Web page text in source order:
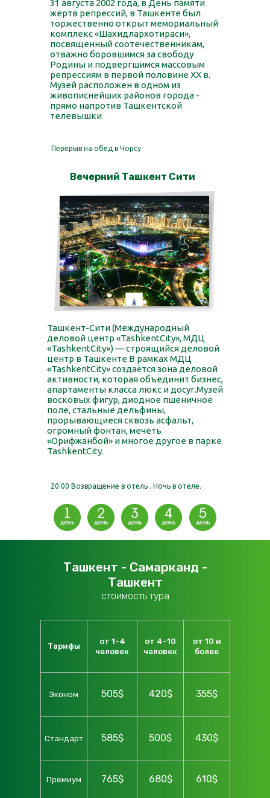
31 августа 2002 года, в День памяти
жертв репрессий, в Ташкенте был
торжественно открыт мемориальный
комплекс «Шахидлархотираси»,
посвященный соотечественникам,
отважно боровшимся за свободу
Родины и подвергшимся массовым
репрессиям в первой половине XX в.
Музей расположен в одном из
живописнейших районов города -
прямо напротив Ташкентской
телевышки
Перерыв на обед в Чорсу
Ташкент-Сити (Международный
деловой центр «TashkentCity», МДЦ
«TashkentCity») — строящийся деловой
центр в Ташкенте.В рамках МДЦ
«TashkentCity» создаётся зона деловой
активности, которая объединит бизнес,
апартаменты класса люкс и досуг.Музей
восковых фигур, диодное пшеничное
поле, стальные дельфины,
прорывающиеся сквозь асфальт,
огромный фонтан, мечеть
«Орифжанбой» и многое другое в парке
TashkentCity.
Вечерний Ташкент Сити
20:00 Возвращение в отель . Ночь в отеле.
Ташкент - Самарканд -
Ташкент
стоимость тура
Тарифы
от 1-4
человек
от 4-10
человек
от 10 и
более
Эконом 505$ 420$ 355$
Стандарт 585$ 500$ 430$
Премиум 765$ 680$ 610$